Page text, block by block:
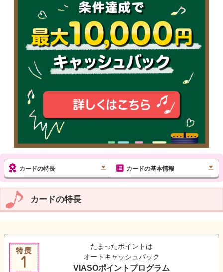
カードの特長 カードの基本情報
カードの特長
たまったポイントは
オートキャッシュバック
VIASOポイントプログラム